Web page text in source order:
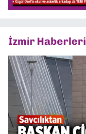
İzmir Haberleri